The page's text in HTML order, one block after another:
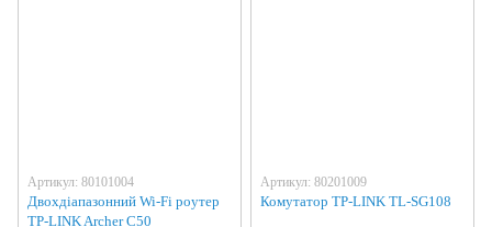
Артикул: 80101004
Двохдіапазонний Wi-Fi роутер
TP-LINK Archer C50
Артикул: 80201009
Комутатор TP-LINK TL-SG108